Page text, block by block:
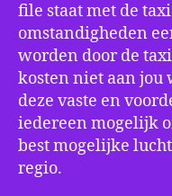
file staat met de
omstandigheden
worden door de
kosten niet aan jou
deze vaste en
iedereen mogelijk
best mogelijke
regio.